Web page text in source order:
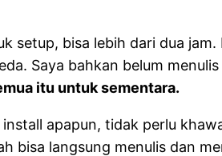
setup, bisa lebih dari dua
Saya bahkan belum
itu untuk sementara.
apapun, tidak perlu
bisa langsung menulis dan